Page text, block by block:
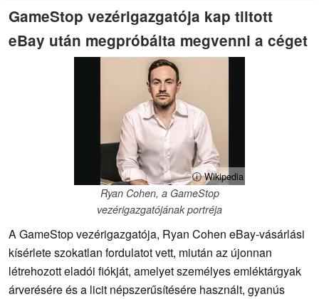
GameStop vezérigazgatója kap tiltott
eBay után megpróbálta megvenni a céget
ⓘ Wikipedia
Ryan Cohen, a GameStop
vezérigazgatójának portréja
A GameStop vezérigazgatója, Ryan Cohen eBay-vásárlási
kísérlete szokatlan fordulatot vett, miután az újonnan
létrehozott eladói fiókját, amelyet személyes emléktárgyak
árverésére és a licit népszerűsítésére használt, gyanús